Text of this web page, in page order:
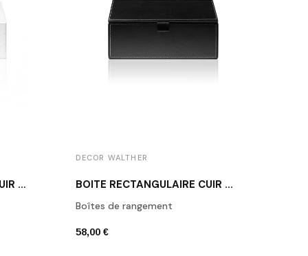
BOÎTE RECTANGULAIRE CUIR BLANC BROWNIE BOD2
DECOR WALTHER
BOÎTE RECTANGULAIRE CUIR NOIR BROWNIE BMD2
Boîtes de rangement
58,00 €